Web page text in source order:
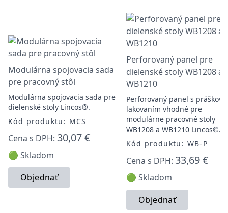
Modulárna spojovacia sada
pre pracovný stôl
Modulárna spojovacia sada pre
dielenské stoly Lincos®.
Kód produktu: MCS
Cena s DPH: 30,07 €
🟢 Skladom
Objednať
Perforovaný panel pre
dielenské stoly WB1208 a
WB1210
Perforovaný panel s
lakovaním vhodné pre
modulárne pracovné stoly
WB1208 a WB1210 Lincos©.
Kód produktu: WB-P
Cena s DPH: 33,69 €
🟢 Skladom
Objednať